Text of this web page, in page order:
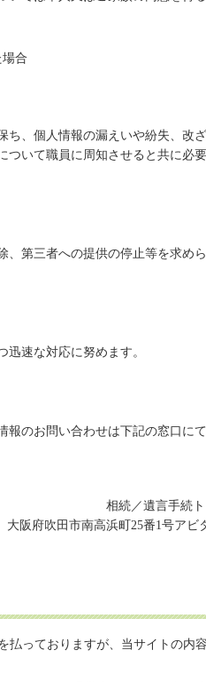
合
、個人情報の漏えいや紛失、改
ついて職員に周知させると共に必
、第三者への提供の停止等を求め
速な対応に努めます。
のお問い合わせは下記の窓口に
相続／遺言手続
阪府吹田市南高浜町25番1号アビ
払っておりますが、当サイトの内